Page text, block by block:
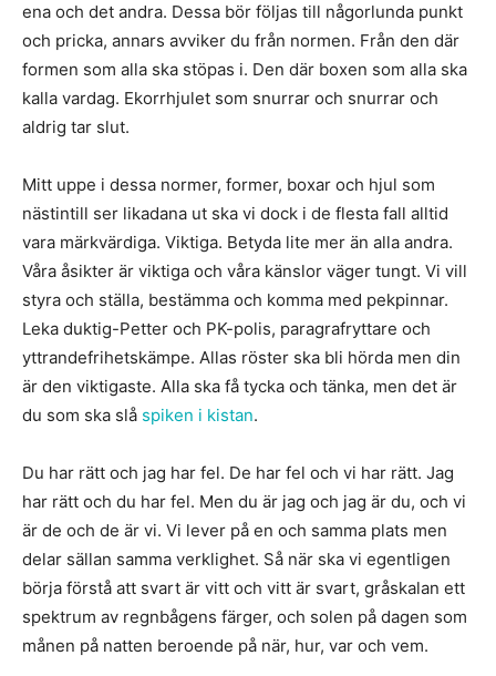
ena och det andra. Dessa bör följas till någorlunda punkt
och pricka, annars avviker du från normen. Från den där
formen som alla ska stöpas i. Den där boxen som alla ska
kalla vardag. Ekorrhjulet som snurrar och snurrar och
aldrig tar slut.
Mitt uppe i dessa normer, former, boxar och hjul som
nästintill ser likadana ut ska vi dock i de flesta fall alltid
vara märkvärdiga. Viktiga. Betyda lite mer än alla andra.
Våra åsikter är viktiga och våra känslor väger tungt. Vi vill
styra och ställa, bestämma och komma med pekpinnar.
Leka duktig-Petter och PK-polis, paragrafryttare och
yttrandefrihetskämpe. Allas röster ska bli hörda men din
är den viktigaste. Alla ska få tycka och tänka, men det är
du som ska slå spiken i kistan.
Du har rätt och jag har fel. De har fel och vi har rätt. Jag
har rätt och du har fel. Men du är jag och jag är du, och vi
är de och de är vi. Vi lever på en och samma plats men
delar sällan samma verklighet. Så när ska vi egentligen
börja förstå att svart är vitt och vitt är svart, gråskalan ett
spektrum av regnbågens färger, och solen på dagen som
månen på natten beroende på när, hur, var och vem.